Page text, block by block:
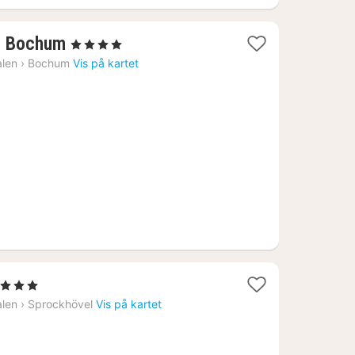
1
natt
, 4 Stjerner
› Bochum Vis på kartet
› Sprockhövel Vis på kartet